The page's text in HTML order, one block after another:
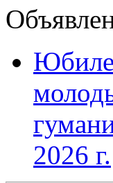
2026 г.